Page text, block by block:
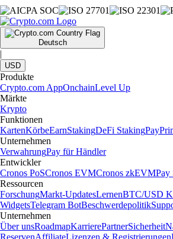
Deutsch
|
USD
Produkte
Crypto.com AppOnchainLevel Up
Märkte
Krypto
Funktionen
KartenKörbeEarnStakingDeFi StakingPay
Unternehmen
VerwahrungPay für Händler
Entwickler
Cronos PoSCronos EVMCronos zkEVMPay
Ressourcen
ForschungMarkt-UpdatesLernenBTC/USD
WidgetsTelegram BotBeschwerdepolitik
Unternehmen
Über unsRoadmapKarrierePartnerSicherheit
ReservenAffiliateLizenzen & Registrierungen